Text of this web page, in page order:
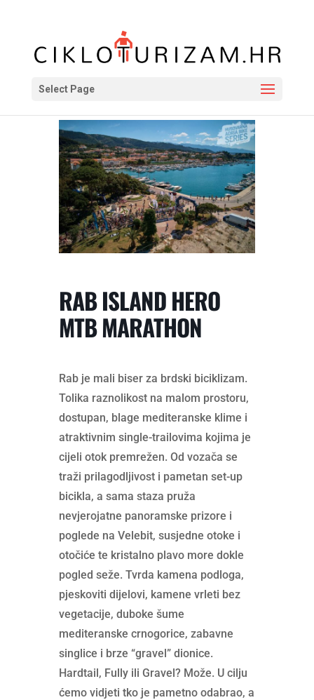
Select Page
RAB ISLAND HERO
MTB MARATHON
Rab je mali biser za brdski biciklizam.
Tolika raznolikost na malom prostoru,
dostupan, blage mediteranske klime i
atraktivnim single-trailovima kojima je
cijeli otok premrežen. Od vozača se
traži prilagodljivost i pametan set-up
bicikla, a sama staza pruža
nevjerojatne panoramske prizore i
poglede na Velebit, susjedne otoke i
otočiće te kristalno plavo more dokle
pogled seže. Tvrda kamena podloga,
pjeskoviti dijelovi, kamene vrleti bez
vegetacije, duboke šume
mediteranske crnogorice, zabavne
singlice i brze “gravel” dionice.
Hardtail, Fully ili Gravel? Može. U cilju
ćemo vidjeti tko je pametno odabrao, a